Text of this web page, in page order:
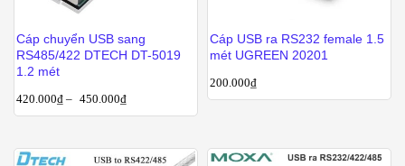
Cáp chuyển USB sang
RS485/422 DTECH DT-5019
1.2 mét
420.000₫ – 450.000₫
Cáp USB ra RS232 female 1.5
mét UGREEN 20201
200.000₫